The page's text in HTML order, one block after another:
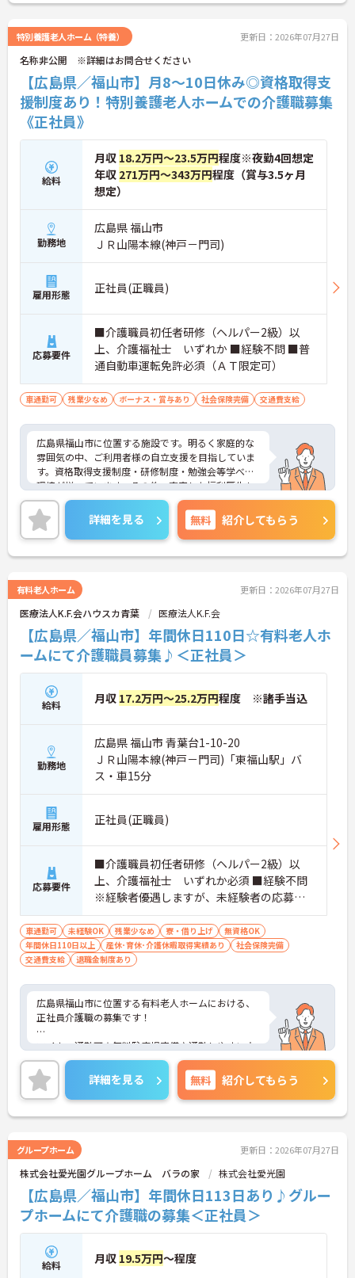
特別養護老人ホーム（特養） 更新日：2026年07月27日
名称非公開 ※詳細はお問合せください
【広島県／福山市】月8～10日休み◎資格取得支
援制度あり！特別養護老人ホームでの介護職募集
《正社員》
給料
月収 18.2万円～23.5万円程度※夜勤4回想定
年収 271万円～343万円程度（賞与3.5ヶ月
想定）
勤務地
広島県 福山市
ＪＲ山陽本線(神戸－門司)
雇用形態 正社員(正職員)
応募要件
■介護職員初任者研修（ヘルパー2級）以
上、介護福祉士 いずれか ■経験不問 ■普
通自動車運転免許必須（ＡＴ限定可）
車通勤可 残業少なめ ボーナス・賞与あり 社会保険完備 交通費支給
広島県福山市に位置する施設です。明るく家庭的な
雰囲気の中、ご利用者様の自立支援を目指していま
す。資格取得支援制度・研修制度・勉強会等学べる
環境が揃っています。その他、充実した福利厚生も
魅力です。
ご興味のある方には、面接対策ポイントなど、さら
に詳細をお話しいたしますのでお気軽にご相談くだ
さい！
詳細を見る 無料 紹介してもらう
有料老人ホーム 更新日：2026年07月27日
医療法人K.F.会ハウスカ青葉 医療法人K.F.会
【広島県／福山市】年間休日110日☆有料老人ホ
ームにて介護職員募集♪＜正社員＞
給料 月収 17.2万円～25.2万円程度 ※諸手当込
勤務地
広島県 福山市 青葉台1-10-20
ＪＲ山陽本線(神戸－門司)「東福山駅」バ
ス・車15分
雇用形態 正社員(正職員)
応募要件
■介護職員初任者研修（ヘルパー2級）以
上、介護福祉士 いずれか必須 ■経験不問
※経験者優遇しますが、未経験者の応募も
可
車通勤可 未経験OK 残業少なめ 寮・借り上げ
無資格OK
年間休日110日以上
産休･育休･介護休暇取得実績あり
社会保険完備
交通費支給
退職金制度あり
広島県福山市に位置する有料老人ホームにおける、
正社員介護職の募集です！
マイカー通勤可☆無料駐車場完備♪通勤しやすい立
地での就業になります！
ご興味ある方には、面接対策ポイントなど、さらに
詳細をお話しいたしますのでお気軽にご相談くださ
い。
詳細を見る 無料 紹介してもらう
グループホーム 更新日：2026年07月27日
株式会社愛光園グループホーム バラの家 株式会社愛光園
【広島県／福山市】年間休日113日あり♪グルー
プホームにて介護職の募集＜正社員＞
給料 月収 19.5万円～程度